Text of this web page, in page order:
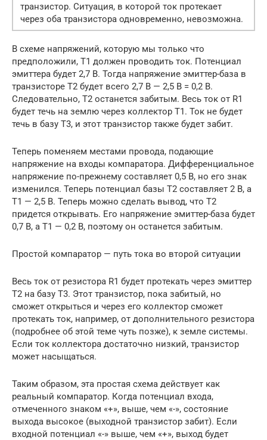
транзистор. Ситуация, в которой ток протекает
через оба транзистора одновременно, невозможна.
В схеме напряжений, которую мы только что
предположили, Т1 должен проводить ток. Потенциал
эмиттера будет 2,7 В. Тогда напряжение эмиттер-база в
транзисторе Т2 будет всего 2,7 В — 2,5 В = 0,2 В.
Следовательно, Т2 останется забитым. Весь ток от R1
будет течь на землю через коллектор T1. Ток не будет
течь в базу T3, и этот транзистор также будет забит.
Теперь поменяем местами провода, подающие
напряжение на входы компаратора. Дифференциальное
напряжение по-прежнему составляет 0,5 В, но его знак
изменился. Теперь потенциал базы Т2 составляет 2 В, а
Т1 — 2,5 В. Теперь можно сделать вывод, что Т2
придется открывать. Его напряжение эмиттер-база будет
0,7 В, а Т1 — 0,2 В, поэтому он останется забитым.
Простой компаратор — путь тока во второй ситуации
Весь ток от резистора R1 будет протекать через эмиттер
T2 на базу T3. Этот транзистор, пока забитый, но
сможет открыться и через его коллектор сможет
протекать ток, например, от дополнительного резистора
(подробнее об этой теме чуть позже), к земле системы.
Если ток коллектора достаточно низкий, транзистор
может насыщаться.
Таким образом, эта простая схема действует как
реальный компаратор. Когда потенциал входа,
отмеченного знаком «+», выше, чем «-», состояние
выхода высокое (выходной транзистор забит). Если
входной потенциал «-» выше, чем «+», выход будет